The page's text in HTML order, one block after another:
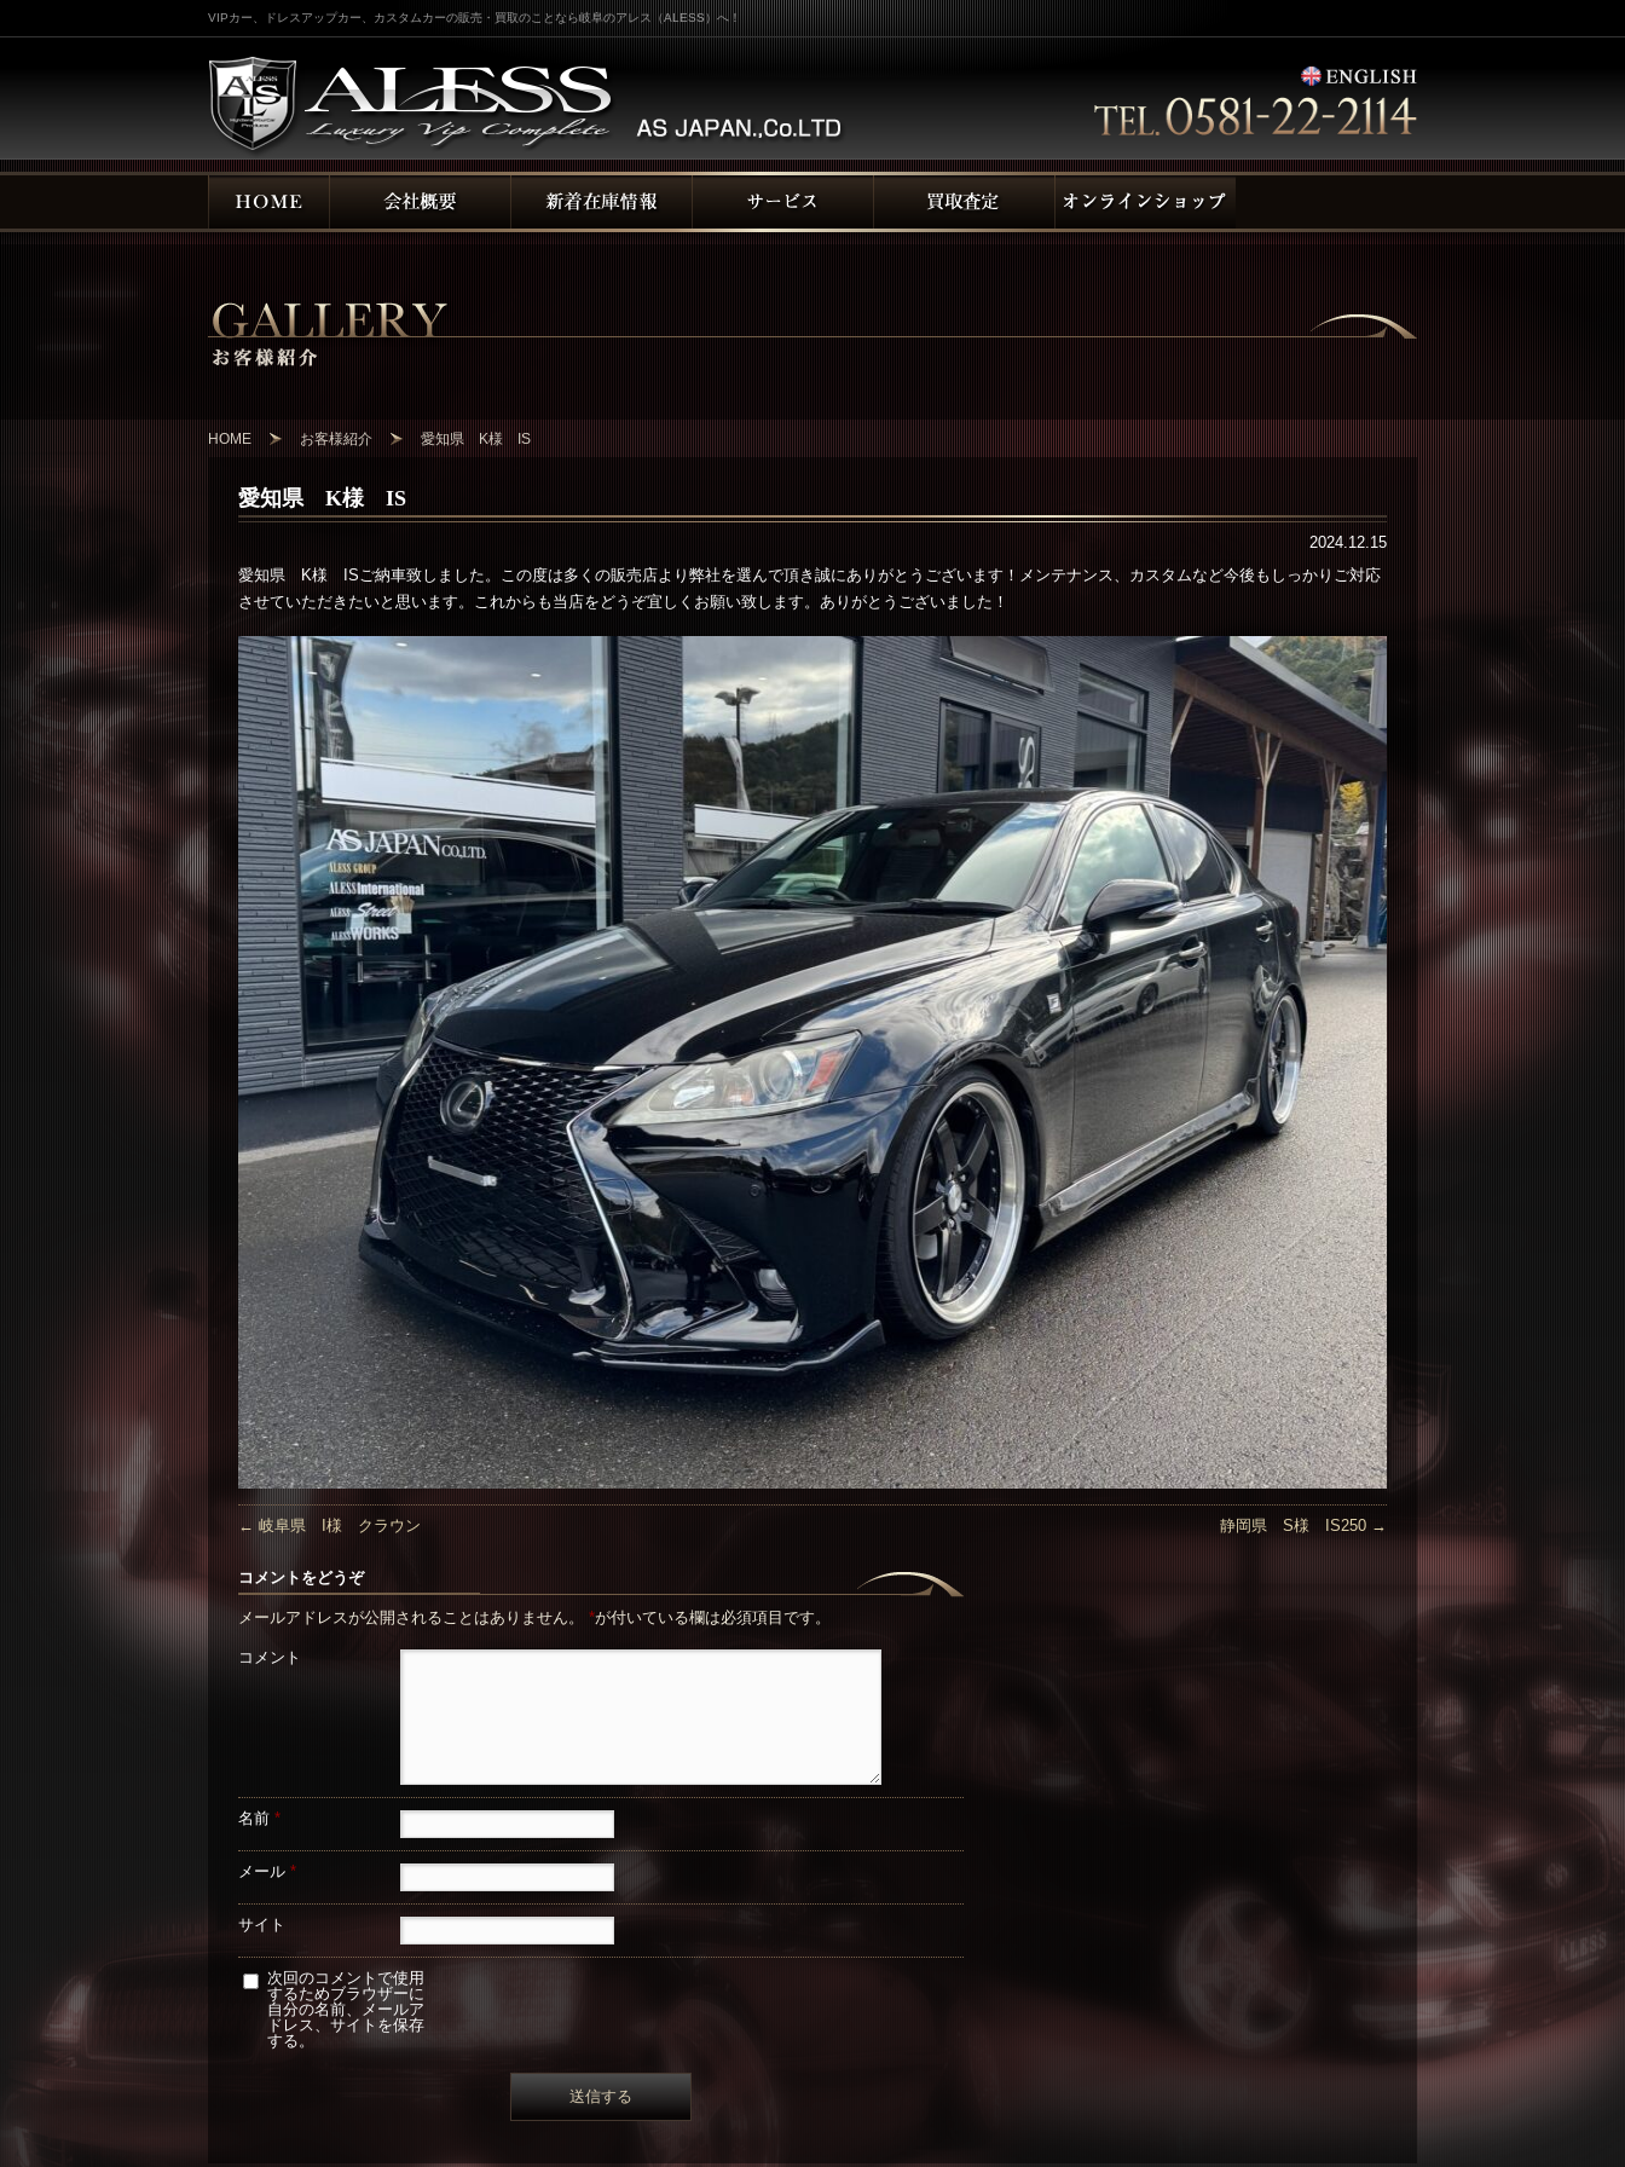
VIPカー、ドレスアップカー、カスタムカーの販売・買取のことなら岐阜のアレス（ALESS）へ！
HOME お客様紹介 愛知県 K様 IS
愛知県 K様 IS
2024.12.15
愛知県 K様 ISご納車致しました。この度は多くの販売店より弊社を選んで頂き誠にありがとうございます！メンテナンス、カスタムなど今後もしっかりご対応
させていただきたいと思います。これからも当店をどうぞ宜しくお願い致します。ありがとうございました！
← 岐阜県 I様 クラウン 静岡県 S様 IS250 →
コメントをどうぞ
メールアドレスが公開されることはありません。 *が付いている欄は必須項目です。
コメント
名前 *
メール *
サイト
次回のコメントで使用
するためブラウザーに
自分の名前、メールア
ドレス、サイトを保存
する。